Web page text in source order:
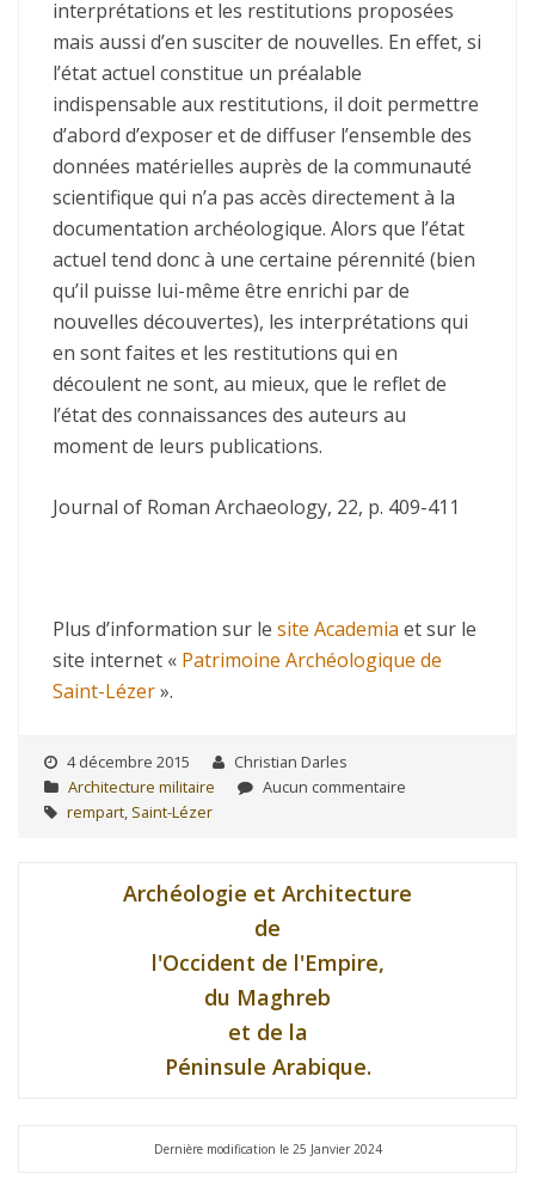
interprétations et les restitutions proposées
mais aussi d’en susciter de nouvelles. En effet, si
l’état actuel constitue un préalable
indispensable aux restitutions, il doit permettre
d’abord d’exposer et de diffuser l’ensemble des
données matérielles auprès de la communauté
scientifique qui n’a pas accès directement à la
documentation archéologique. Alors que l’état
actuel tend donc à une certaine pérennité (bien
qu’il puisse lui-même être enrichi par de
nouvelles découvertes), les interprétations qui
en sont faites et les restitutions qui en
découlent ne sont, au mieux, que le reflet de
l’état des connaissances des auteurs au
moment de leurs publications.
Journal of Roman Archaeology, 22, p. 409-411
Plus d’information sur le site Academia et sur le
site internet « Patrimoine Archéologique de
Saint-Lézer».
4 décembre 2015
Christian Darles
Architecture militaire
Aucun commentaire
rempart, Saint-Lézer
Archéologie et Architecture
de
l'Occident de l'Empire,
du Maghreb
et de la
Péninsule Arabique.
Dernière modification le 25 Janvier 2024